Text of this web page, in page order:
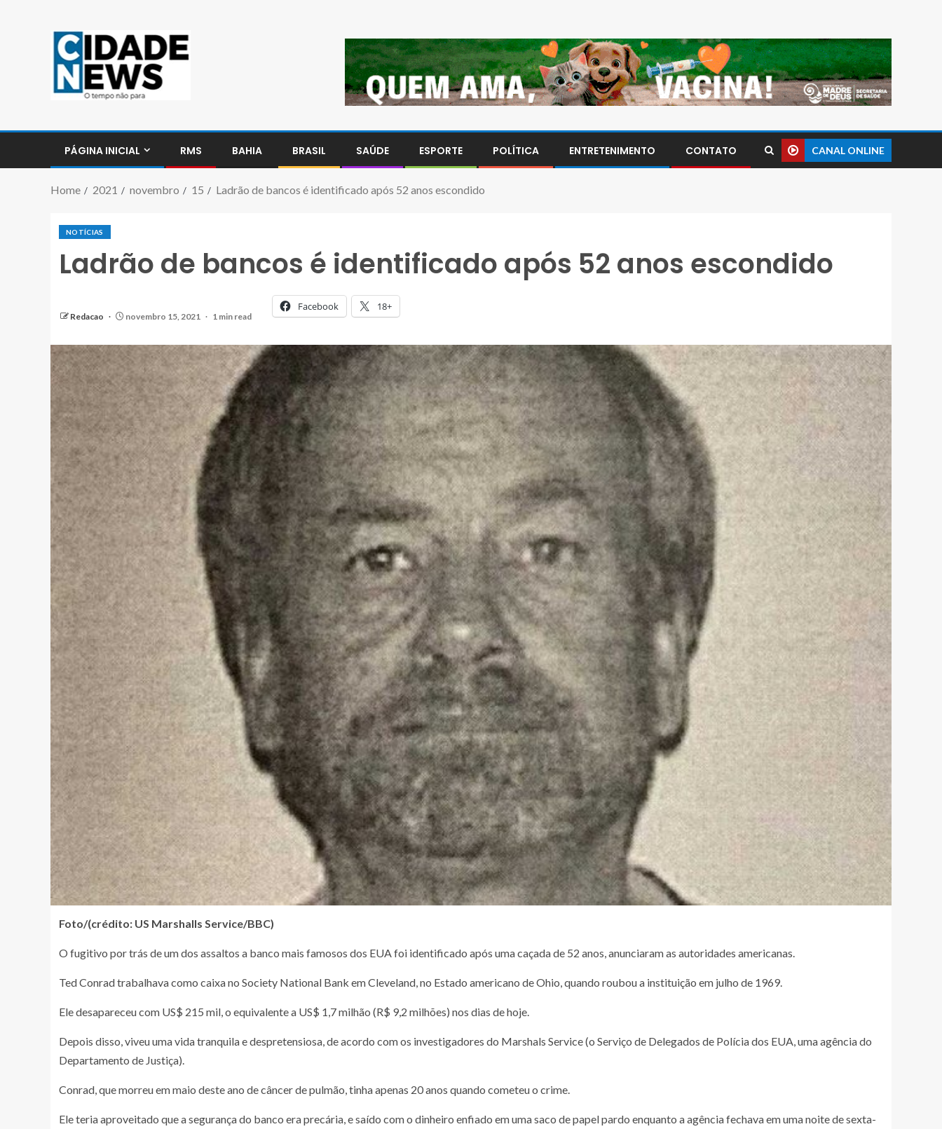
PÁGINA INICIAL RMS BAHIA BRASIL SAÚDE ESPORTE POLÍTICA ENTRETENIMENTO CONTATO CANAL ONLINE
Home 2021 novembro 15 Ladrão de bancos é identificado após 52 anos escondido
NOTÍCIAS
Ladrão de bancos é identificado após 52 anos escondido
Redacao novembro 15, 2021 1 min read
Facebook 18+
Foto/(crédito: US Marshalls Service/BBC)
O fugitivo por trás de um dos assaltos a banco mais famosos dos EUA foi identificado após uma caçada de 52 anos, anunciaram as autoridades americanas.
Ted Conrad trabalhava como caixa no Society National Bank em Cleveland, no Estado americano de Ohio, quando roubou a instituição em julho de 1969.
Ele desapareceu com US$ 215 mil, o equivalente a US$ 1,7 milhão (R$ 9,2 milhões) nos dias de hoje.
Depois disso, viveu uma vida tranquila e despretensiosa, de acordo com os investigadores do Marshals Service (o Serviço de Delegados de Polícia dos EUA, uma agência do
Departamento de Justiça).
Conrad, que morreu em maio deste ano de câncer de pulmão, tinha apenas 20 anos quando cometeu o crime.
Ele teria aproveitado que a segurança do banco era precária, e saído com o dinheiro enfiado em uma saco de papel pardo enquanto a agência fechava em uma noite de sexta-